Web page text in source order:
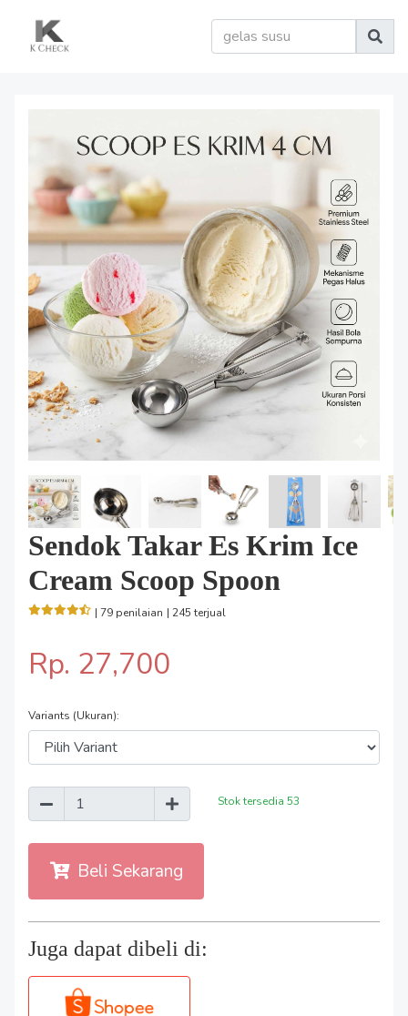
Sendok Takar Es Krim Ice
Cream Scoop Spoon
| 79 penilaian | 245 terjual
Rp. 27,700
Variants (Ukuran):
Stok tersedia 53
Beli Sekarang
Juga dapat dibeli di: